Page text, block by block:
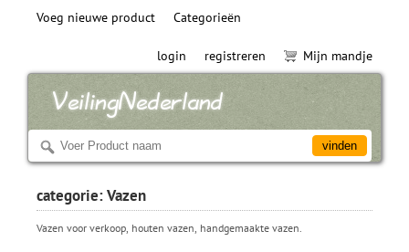
Voeg nieuwe product Categorieën
login registreren Mijn mandje
categorie: Vazen
Vazen voor verkoop, houten vazen, handgemaakte vazen.